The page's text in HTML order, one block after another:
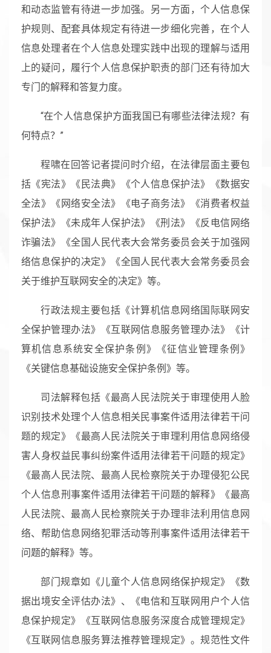
和动态监管有待进一步加强。另一方面，个人信息保
护规则、配套具体规定有待进一步细化完善，在个人
信息处理者在个人信息处理实践中出现的理解与适用
上的疑问，履行个人信息保护职责的部门还有待加大
专门的解释和答复力度。
“在个人信息保护方面我国已有哪些法律法规？有
何特点？”
程啸在回答记者提问时介绍，在法律层面主要包
括《宪法》《民法典》《个人信息保护法》《数据安
全法》《网络安全法》《电子商务法》《消费者权益
保护法》《未成年人保护法》《刑法》《反电信网络
诈骗法》《全国人民代表大会常务委员会关于加强网
络信息保护的决定》《全国人民代表大会常务委员会
关于维护互联网安全的决定》等。
行政法规主要包括《计算机信息网络国际联网安
全保护管理办法》《互联网信息服务管理办法》《计
算机信息系统安全保护条例》《征信业管理条例》
《关键信息基础设施安全保护条例》等。
司法解释包括《最高人民法院关于审理使用人脸
识别技术处理个人信息相关民事案件适用法律若干问
题的规定》《最高人民法院关于审理利用信息网络侵
害人身权益民事纠纷案件适用法律若干问题的规定》
《最高人民法院、最高人民检察院关于办理侵犯公民
个人信息刑事案件适用法律若干问题的解释》《最高
人民法院、最高人民检察院关于办理非法利用信息网
络、帮助信息网络犯罪活动等刑事案件适用法律若干
问题的解释》等。
部门规章如《儿童个人信息网络保护规定》《数
据出境安全评估办法》、《电信和互联网用户个人信
息保护规定》《互联网信息服务深度合成管理规定》
《互联网信息服务算法推荐管理规定》。规范性文件